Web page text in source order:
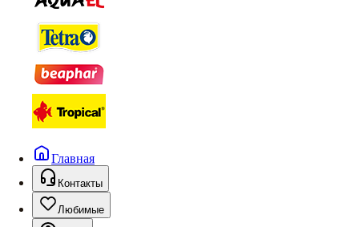
Главная
Контакты
Любимые